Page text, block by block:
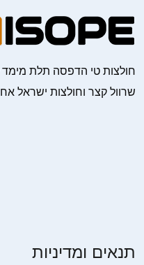
חולצות טי הדפסה תלת מימד
שרוול קצר וחולצות ישראל
תנאים ומדיניות